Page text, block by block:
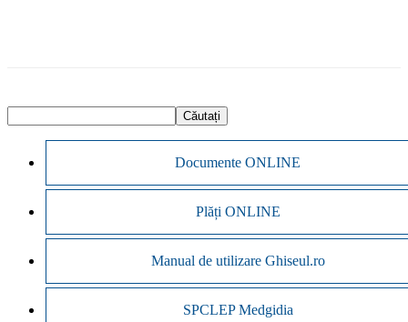
Documente ONLINE
Plăți ONLINE
Manual de utilizare Ghiseul.ro
SPCLEP Medgidia